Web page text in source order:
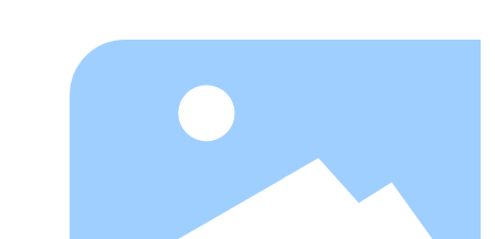
本。目前，国内某些高炉检修，炉缸浇注已延伸至炉腹、炉腰等部
工况环境，各部分受侵蚀的不同原因，高炉内衬材料会有不同程度的
溶蚀，一般采用热态修复方式快速修复高炉内衬;而炉缸内衬，则采
取短期停炉整体浇注的方式修复。炉缸整体浇注是不定形浇注料应用
的典型，其应用环境，甚至比高炉炉身更为复杂，因此对材料和工艺